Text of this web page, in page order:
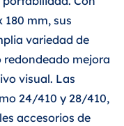
mm, sus
variedad de
redondeado mejora
visual. Las
24/410 y 28/410,
accesorios de